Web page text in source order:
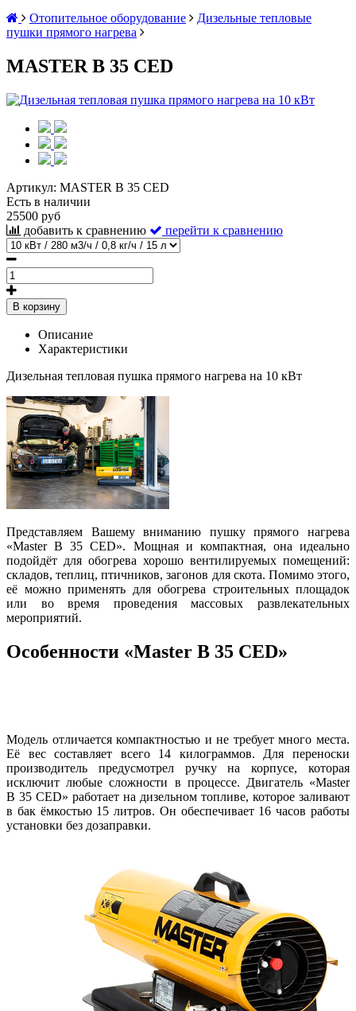
Отопительное оборудование
Дизельные тепловые
пушки прямого нагрева
MASTER B 35 CED
Артикул: MASTER B 35 CED
Есть в наличии
25500 руб
добавить к сравнению
перейти к сравнению
В корзину
Описание
Характеристики
Дизельная тепловая пушка прямого нагрева на 10 кВт
Представляем Вашему вниманию пушку прямого нагрева
«Master B 35 CED». Мощная и компактная, она идеально
подойдёт для обогрева хорошо вентилируемых помещений:
складов, теплиц, птичников, загонов для скота. Помимо этого,
её можно применять для обогрева строительных площадок
или во время проведения массовых развлекательных
мероприятий.
Особенности «Master B 35 CED»
Модель отличается компактностью и не требует много места.
Её вес составляет всего 14 килограммов. Для переноски
производитель предусмотрел ручку на корпусе, которая
исключит любые сложности в процессе. Двигатель «Master
B 35 CED» работает на дизельном топливе, которое заливают
в бак ёмкостью 15 литров. Он обеспечивает 16 часов работы
установки без дозаправки.